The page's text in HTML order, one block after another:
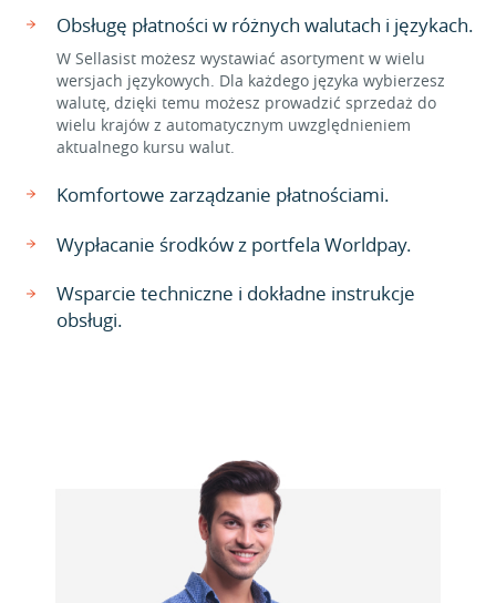
Obsługę płatności w różnych walutach i językach.
W Sellasist możesz wystawiać asortyment w wielu
wersjach językowych. Dla każdego języka wybierzesz
walutę, dzięki temu możesz prowadzić sprzedaż do
wielu krajów z automatycznym uwzględnieniem
aktualnego kursu walut.
Komfortowe zarządzanie płatnościami.
Wypłacanie środków z portfela Worldpay.
Wsparcie techniczne i dokładne instrukcje
obsługi.